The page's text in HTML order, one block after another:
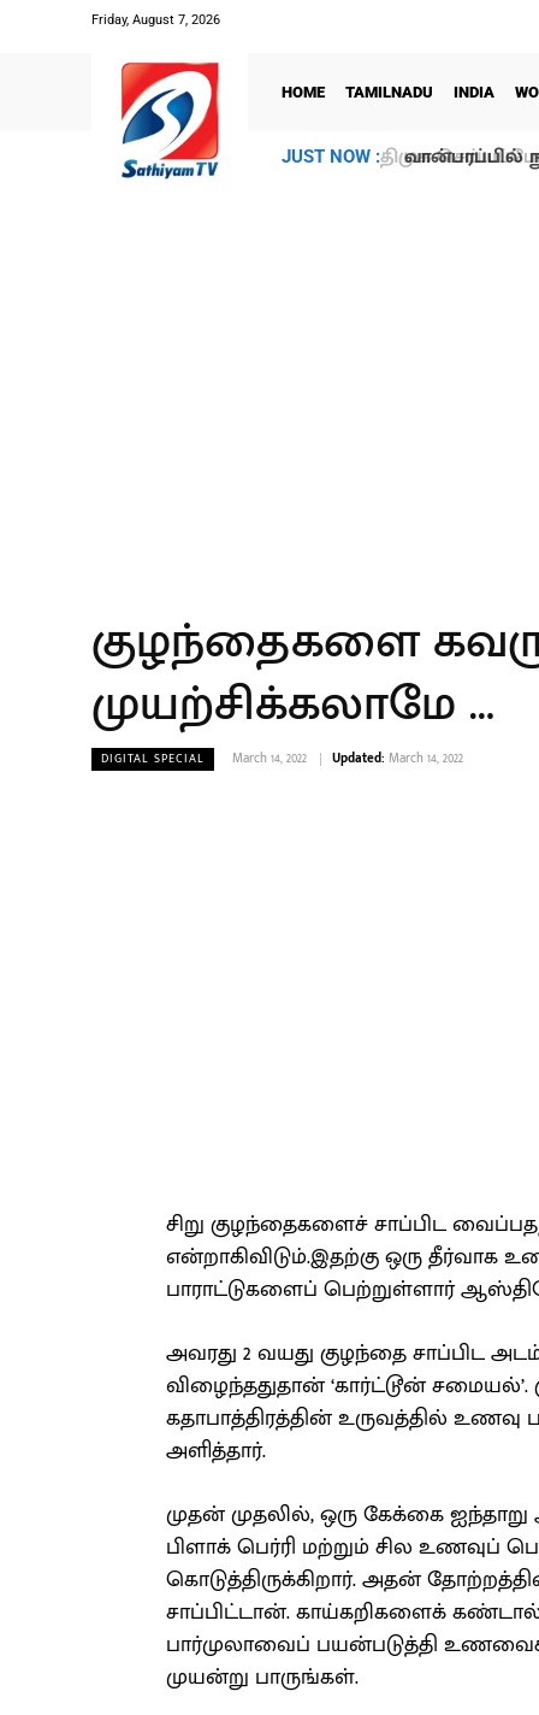
Friday, August 7, 2026
HOME TAMILNADU INDIA
JUST NOW : வான்பரப்பில்
குழந்தைகளை
முயற்சிக்கலாமே …
DIGITAL SPECIAL March 14, 2022 Updated: March 14, 2022
சிறு குழந்தைகளைச் சாப்பிட
என்றாகிவிடும்.இதற்கு ஒரு
பாராட்டுகளைப் பெற்றுள்ளார்
அவரது 2 வயது குழந்தை சாப்பிட
விழைந்ததுதான் ‘கார்ட்டூன் சமையல்’.
கதாபாத்திரத்தின் உருவத்தில்
அளித்தார்.
முதன் முதலில், ஒரு கேக்கை
பிளாக் பெர்ரி மற்றும் சில உணவுப்
கொடுத்திருக்கிறார். அதன்
சாப்பிட்டான். காய்கறிகளைக்
பார்முலாவைப் பயன்படுத்தி
முயன்று பாருங்கள்.